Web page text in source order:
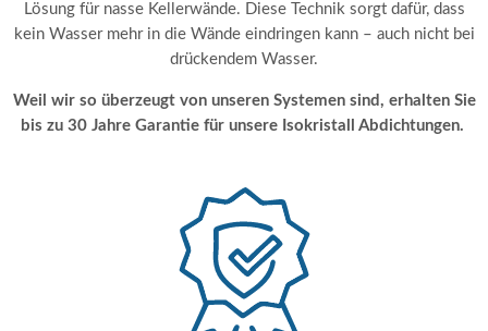
Lösung für nasse Kellerwände. Diese Technik sorgt dafür, dass
kein Wasser mehr in die Wände eindringen kann – auch nicht bei
drückendem Wasser.
Weil wir so überzeugt von unseren Systemen sind, erhalten Sie
bis zu 30 Jahre Garantie für unsere Isokristall Abdichtungen.